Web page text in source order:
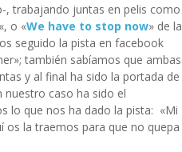
trabajando juntas en pelis como
«, o «We have to stop now» de la
seguido la pista en facebook
también sabíamos que ambas
y al final ha sido la portada de
caso ha sido el
lo que nos ha dado la pista: «Mi
os la traemos para que no quepa